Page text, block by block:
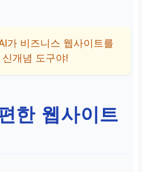
가 비즈니스 웹사이트를
개념 도구야!
한 웹사이트